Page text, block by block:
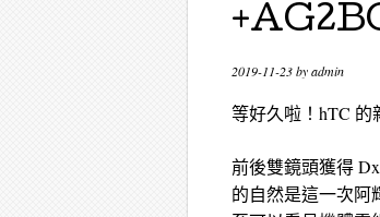
2019-11-23byadmin
等好久啦！hTC 的
前後雙鏡頭獲得
的自然是這一次阿